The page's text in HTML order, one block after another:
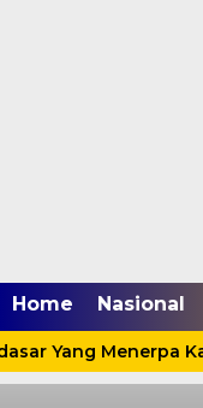
Home Nasional
Yang Menerpa